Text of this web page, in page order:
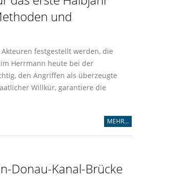
und
festgestellt werden, die
Herrmann heute bei der
den Angriffen als überzeugte
Willkür, garantiere die
MEHR...
Donau-Kanal-Brücke